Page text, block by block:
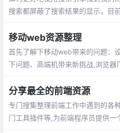
搜索都屏蔽了搜索结果的显示，目
移动web资源整理
首先了解下移动web带来的问题
下问题、高端机带来新挑战,浏览
TML5新技术多——学习成本不低,
分享最全的前端资源
专门搜集整理前端工作中遇到的各
门工具插件等,为前端程序员提供一